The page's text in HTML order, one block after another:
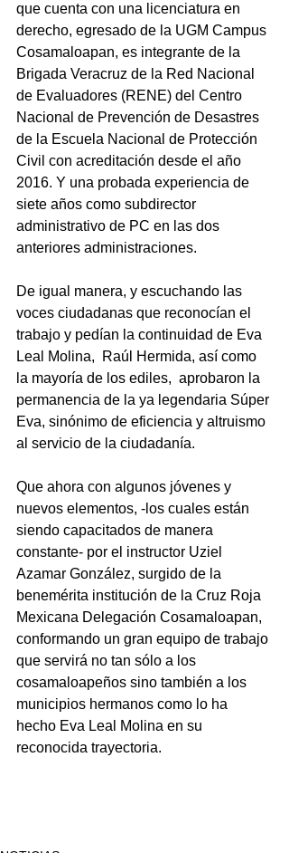
que cuenta con una licenciatura en
derecho, egresado de la UGM Campus
Cosamaloapan, es integrante de la
Brigada Veracruz de la Red Nacional
de Evaluadores (RENE) del Centro
Nacional de Prevención de Desastres
de la Escuela Nacional de Protección
Civil con acreditación desde el año
2016. Y una probada experiencia de
siete años como subdirector
administrativo de PC en las dos
anteriores administraciones.
De igual manera, y escuchando las
voces ciudadanas que reconocían el
trabajo y pedían la continuidad de Eva
Leal Molina,  Raúl Hermida, así como
la mayoría de los ediles,  aprobaron la
permanencia de la ya legendaria Súper
Eva, sinónimo de eficiencia y altruismo
al servicio de la ciudadanía.
Que ahora con algunos jóvenes y
nuevos elementos, -los cuales están
siendo capacitados de manera
constante- por el instructor Uziel
Azamar González, surgido de la
benemérita institución de la Cruz Roja
Mexicana Delegación Cosamaloapan,
conformando un gran equipo de trabajo
que servirá no tan sólo a los
cosamaloapeños sino también a los
municipios hermanos como lo ha
hecho Eva Leal Molina en su
reconocida trayectoria.